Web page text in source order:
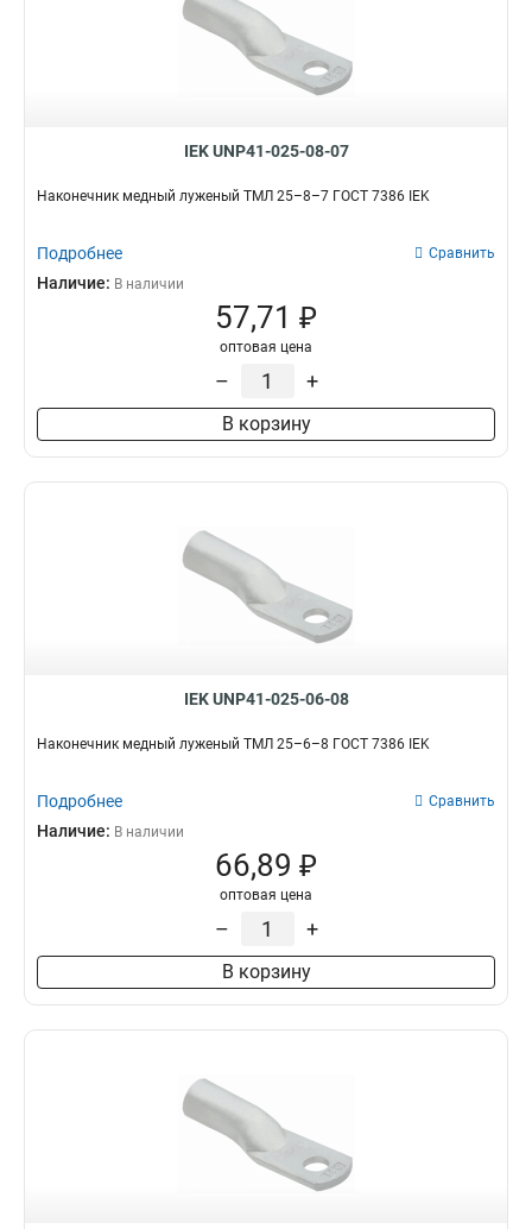
IEK UNP41-025-08-07
Наконечник медный луженый ТМЛ 25–8–7 ГОСТ 7386 IEK
Подробнее Сравнить
Наличие: В наличии
57,71 ₽
оптовая цена
– +
В корзину
IEK UNP41-025-06-08
Наконечник медный луженый ТМЛ 25–6–8 ГОСТ 7386 IEK
Подробнее Сравнить
Наличие: В наличии
66,89 ₽
оптовая цена
– +
В корзину